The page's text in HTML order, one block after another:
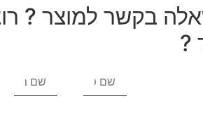
בקשר למוצר ?
?